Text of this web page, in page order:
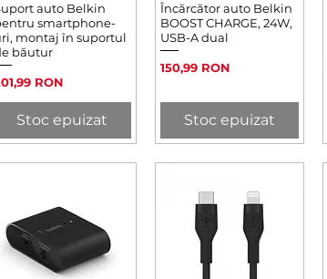
Afișare rapidă
auto Belkin
smartphone-
montaj în suportul
băutur
RON
Stoc epuizat
Afișare rapidă
Încărcător auto Belkin
BOOST CHARGE, 24W,
USB-A dual
Preț
150,99 RON
Stoc epuizat